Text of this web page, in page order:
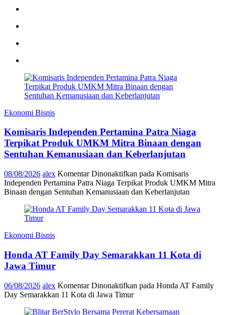
Ekonomi Bisnis
Komisaris Independen Pertamina Patra Niaga
Terpikat Produk UMKM Mitra Binaan dengan
Sentuhan Kemanusiaan dan Keberlanjutan
08/08/2026 alex Komentar Dinonaktifkan pada Komisaris
Independen Pertamina Patra Niaga Terpikat Produk UMKM Mitra
Binaan dengan Sentuhan Kemanusiaan dan Keberlanjutan
Ekonomi Bisnis
Honda AT Family Day Semarakkan 11 Kota di
Jawa Timur
06/08/2026 alex Komentar Dinonaktifkan pada Honda AT Family
Day Semarakkan 11 Kota di Jawa Timur